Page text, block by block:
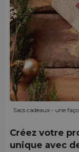
Sacs cadeaux - une
Créez votre
unique avec